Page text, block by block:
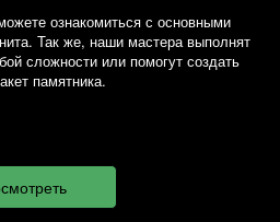
ознакомиться с основными
Так же, наши мастера выполнят
сложности или помогут создать
памятника.